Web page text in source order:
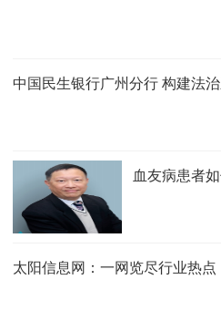
中国民生银行广州分行 构建法
血友病患者
太阳信息网：一网览尽行业热